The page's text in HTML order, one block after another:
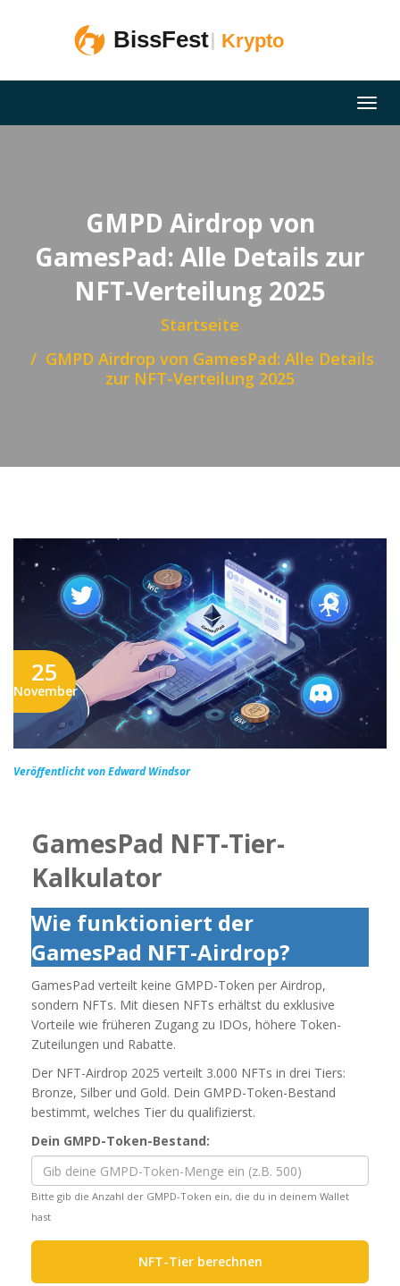
GMPD Airdrop von
GamesPad: Alle Details zur
NFT-Verteilung 2025
Startseite
GMPD Airdrop von GamesPad: Alle Details
zur NFT-Verteilung 2025
25
November
Veröffentlicht von Edward Windsor
GamesPad NFT-Tier-
Kalkulator
Wie funktioniert der
GamesPad NFT-Airdrop?
GamesPad verteilt keine GMPD-Token per Airdrop,
sondern NFTs. Mit diesen NFTs erhältst du exklusive
Vorteile wie früheren Zugang zu IDOs, höhere Token-
Zuteilungen und Rabatte.
Der NFT-Airdrop 2025 verteilt 3.000 NFTs in drei Tiers:
Bronze, Silber und Gold. Dein GMPD-Token-Bestand
bestimmt, welches Tier du qualifizierst.
Dein GMPD-Token-Bestand:
Bitte gib die Anzahl der GMPD-Token ein, die du in deinem Wallet
hast
NFT-Tier berechnen